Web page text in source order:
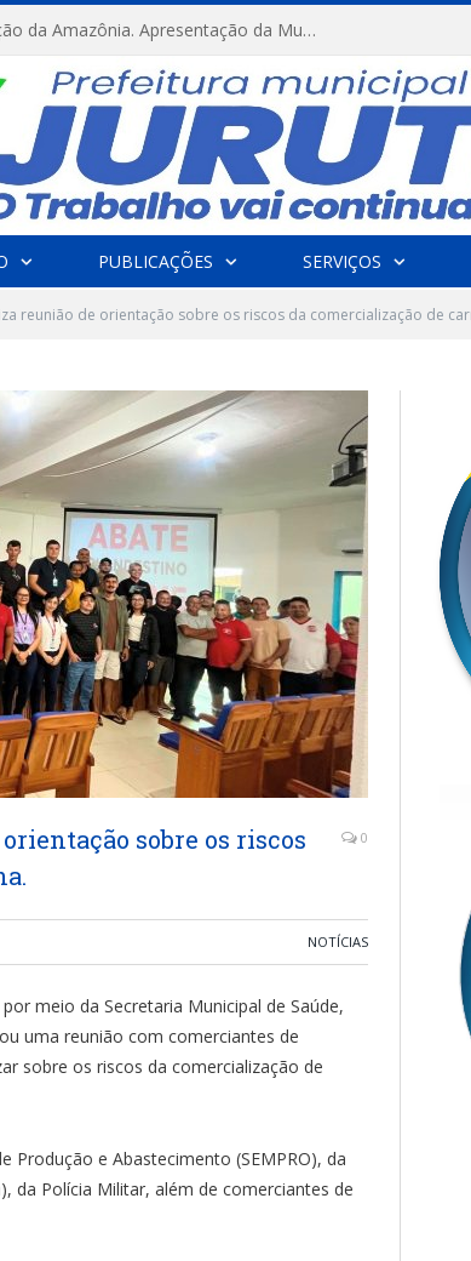
FESTRIBAL 2026 – No Coração da Amazônia. Apresentação da Munduruku.
PUBLICAÇÕES SERVIÇOS
reunião de orientação sobre os riscos da comercialização de
sobre os riscos
0
NOTÍCIAS
meio da Secretaria Municipal de Saúde,
uma reunião com comerciantes de
sobre os riscos da comercialização de
Produção e Abastecimento (SEMPRO), da
da Polícia Militar, além de comerciantes de